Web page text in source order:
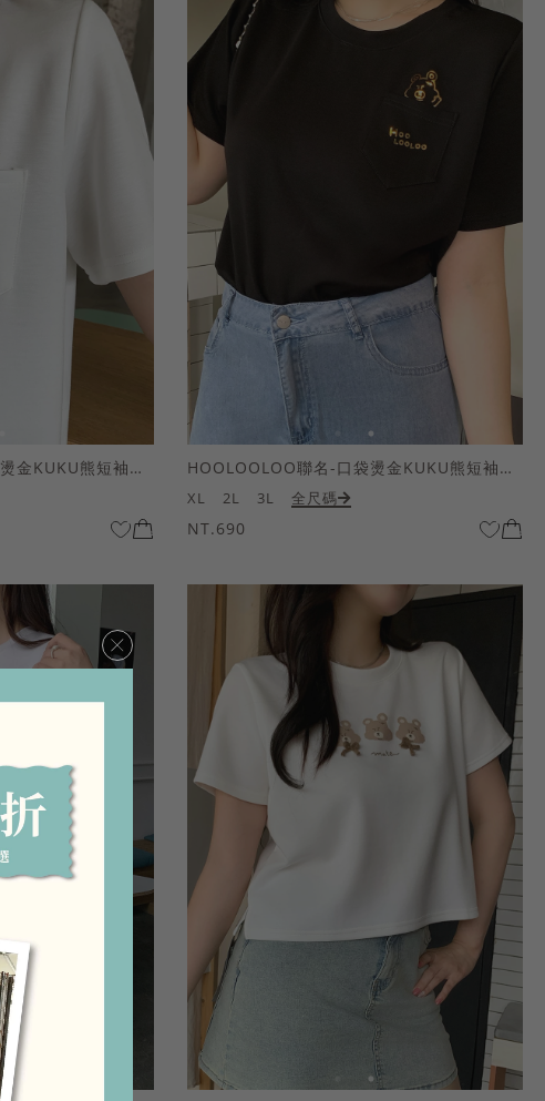
×
HOOLOOLOO聯名-口袋燙金KUKU熊短袖上衣 HOOLOOLOO聯名-口袋燙金KUKU熊短袖上衣
XL 2L 3L 全尺碼
NT.690